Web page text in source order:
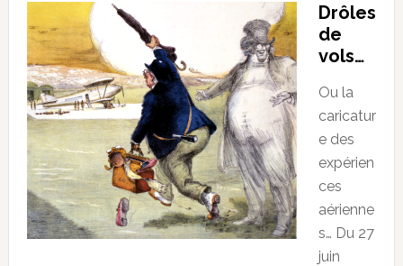
Drôles
de
vols…
Ou la
caricatur
e des
expérien
ces
aérienne
s… Du 27
juin